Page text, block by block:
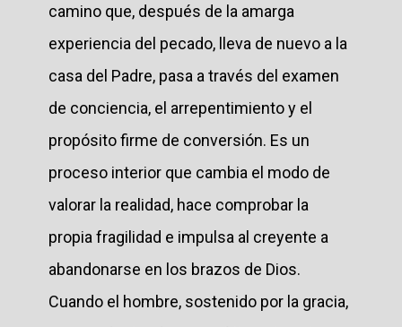
camino que, después de la amarga
experiencia del pecado, lleva de nuevo a la
casa del Padre, pasa a través del examen
de conciencia, el arrepentimiento y el
propósito firme de conversión. Es un
proceso interior que cambia el modo de
valorar la realidad, hace comprobar la
propia fragilidad e impulsa al creyente a
abandonarse en los brazos de Dios.
Cuando el hombre, sostenido por la gracia,